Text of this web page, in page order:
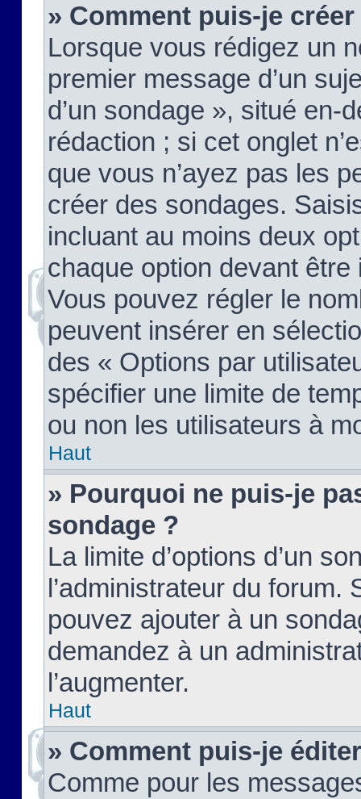
» Comment puis-je
Lorsque vous rédigez un
premier message d’un
d’un sondage », situé en-
rédaction ; si cet onglet
que vous n’ayez pas les
créer des sondages.
incluant au moins deux
chaque option devant
Vous pouvez régler le
peuvent insérer en
des « Options par
spécifier une limite de
ou non les utilisateurs à
Haut
» Pourquoi ne puis-je
sondage ?
La limite d’options d’un
l’administrateur du forum.
pouvez ajouter à un
demandez à un
l’augmenter.
Haut
» Comment puis-je
Comme pour les